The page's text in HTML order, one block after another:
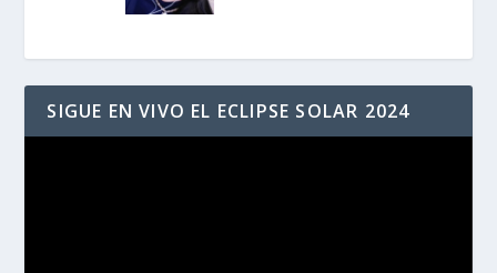
SIGUE EN VIVO EL ECLIPSE SOLAR 2024